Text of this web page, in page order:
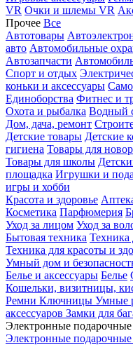
VR Очки и шлемы VR
Прочее Все
Автотовары
авто Автомобильные
Автозапчасти
Спорт и отдых
коньки и аксессуары
Единоборства Фитнес и
Охота и рыбалка Водный
Дом, дача, ремонт
Детские товары Детские
гигиена Товары для
Товары для школы
площадка Игрушки и
игры и хобби
Красота и здоровье
Косметика Парфюмерия
Уход за лицом Уход за
Бытовая техника Техника
Техника для красоты и
Умный дом и
Белье и аксессуары Белье
Кошельки, визитницы,
Ремни Ключницы Умные
аксессуаров Замки для
Электронные
Электронные